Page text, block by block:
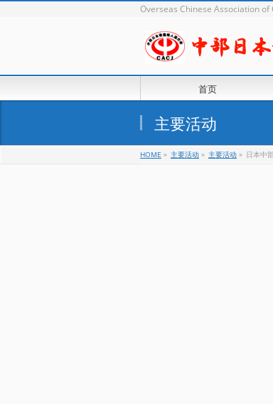
Overseas Chinese Association of
首页
主要活动
HOME » 主要活动 » 主要活动 » 日本中